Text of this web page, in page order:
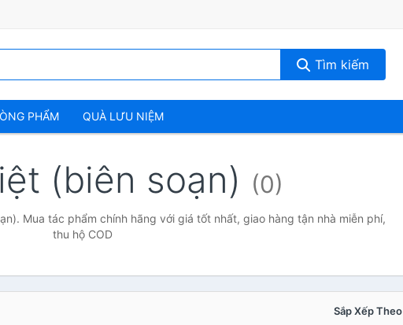
Tìm kiếm
PHẨM QUÀ LƯU NIỆM
(biên soạn) (0)
Mua tác phẩm chính hãng với giá tốt nhất, giao hàng tận nhà miễn phí,
thu hộ COD
Sắp Xếp Theo